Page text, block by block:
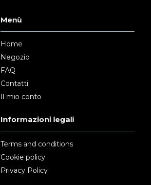
Menù
Home
Negozio
FAQ
Contatti
Il mio conto
Informazioni legali
Terms and conditions
Cookie policy
Privacy Policy